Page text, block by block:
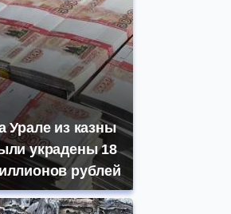
Урале из казны
украдены 18
рублей